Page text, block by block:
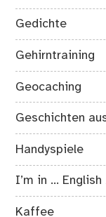
Gedichte
Gehirntraining
Geocaching
Geschichten
Handyspiele
I’m in … English
Kaffee